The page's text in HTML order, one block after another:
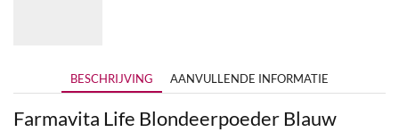
BESCHRIJVING AANVULLENDE INFORMATIE
Farmavita Life Blondeerpoeder Blauw